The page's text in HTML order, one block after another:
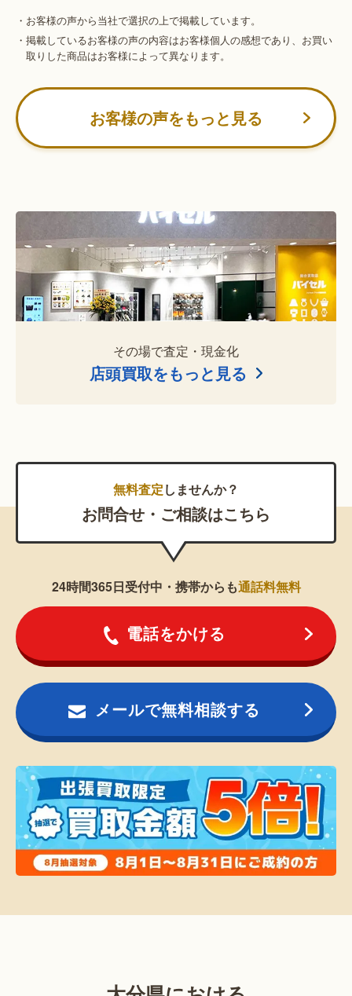
・お客様の声から当社で選択の上で掲載しています。
・掲載しているお客様の声の内容はお客様個人の感想であり、お買い
取りした商品はお客様によって異なります。
お客様の声をもっと見る
その場で査定・現金化
店頭買取をもっと見る
無料査定しませんか？
お問合せ・ご相談はこちら
24時間365日受付中・携帯からも通話料無料
電話をかける
メールで無料相談する